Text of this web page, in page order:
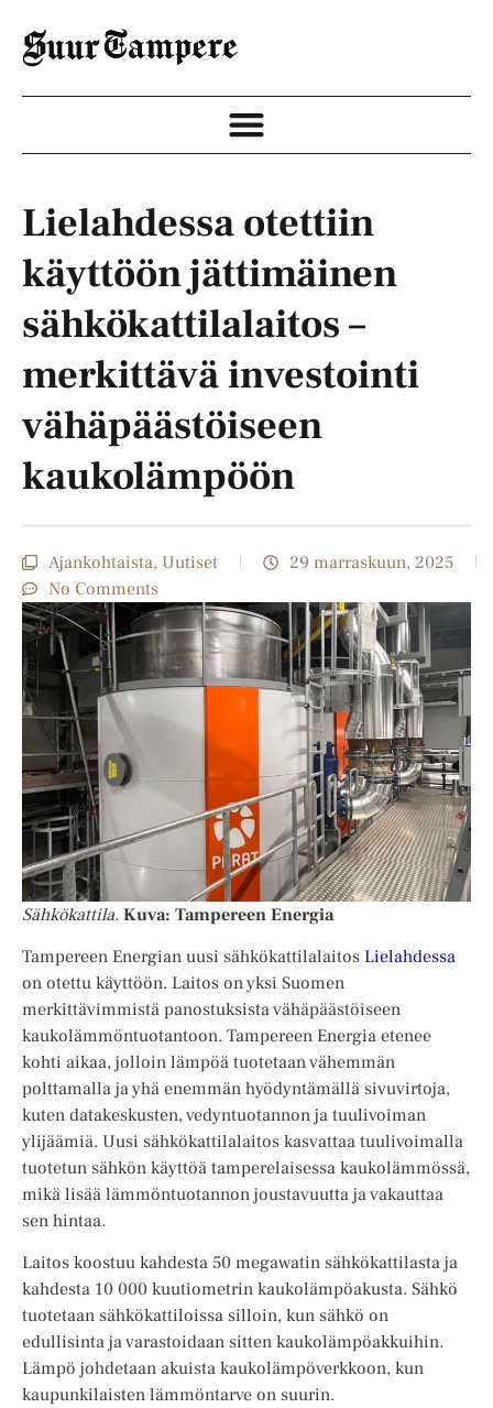
Lielahdessa otettiin
käyttöön jättimäinen
sähkökattilalaitos –
merkittävä investointi
vähäpäästöiseen
kaukolämpöön
Ajankohtaista, Uutiset
29 marraskuun, 2025
No Comments
Sähkökattila. Kuva: Tampereen Energia
Tampereen Energian uusi sähkökattilalaitos Lielahdessa
on otettu käyttöön. Laitos on yksi Suomen
merkittävimmistä panostuksista vähäpäästöiseen
kaukolämmöntuotantoon. Tampereen Energia etenee
kohti aikaa, jolloin lämpöä tuotetaan vähemmän
polttamalla ja yhä enemmän hyödyntämällä sivuvirtoja,
kuten datakeskusten, vedyntuotannon ja tuulivoiman
ylijäämiä. Uusi sähkökattilalaitos kasvattaa tuulivoimalla
tuotetun sähkön käyttöä tamperelaisessa kaukolämmössä,
mikä lisää lämmöntuotannon joustavuutta ja vakauttaa
sen hintaa.
Laitos koostuu kahdesta 50 megawatin sähkökattilasta ja
kahdesta 10 000 kuutiometrin kaukolämpöakusta. Sähkö
tuotetaan sähkökattiloissa silloin, kun sähkö on
edullisinta ja varastoidaan sitten kaukolämpöakkuihin.
Lämpö johdetaan akuista kaukolämpöverkkoon, kun
kaupunkilaisten lämmöntarve on suurin.